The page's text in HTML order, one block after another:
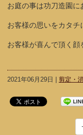
お庭の事は功刀造園に
お客様の思いをカタチ
お客様が喜んで頂く顔
2021年06月29日 | 剪定・